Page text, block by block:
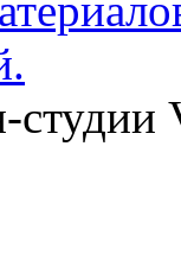
студии